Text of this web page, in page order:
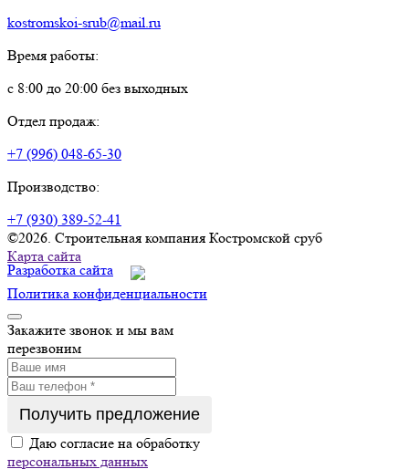
kostromskoi-srub@mail.ru
Время работы:
с 8:00 до 20:00 без выходных
Отдел продаж:
+7 (996) 048-65-30
Производство:
+7 (930) 389-52-41
©2026. Строительная компания Костромской сруб
Карта сайта
Разработка сайта
Политика конфиденциальности
Закажите звонок и мы вам
перезвоним
Получить предложение
Даю согласие на обработку
персональных данных